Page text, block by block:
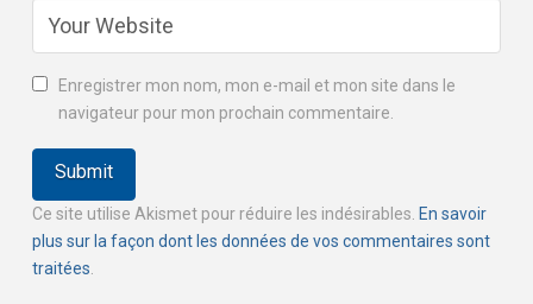
Enregistrer mon nom, mon e-mail et mon site dans le
navigateur pour mon prochain commentaire.
Ce site utilise Akismet pour réduire les indésirables. En savoir
plus sur la façon dont les données de vos commentaires sont
traitées